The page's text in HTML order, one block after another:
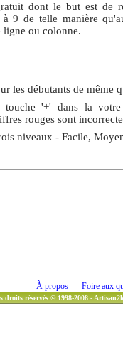
dont le but est de
9 de telle manière
ligne ou colonne.
les débutants de même
touche '+' dans la
rouges sont
niveaux - Facile,
À propos - Foire aux
droits réservés © 1998-2008 -